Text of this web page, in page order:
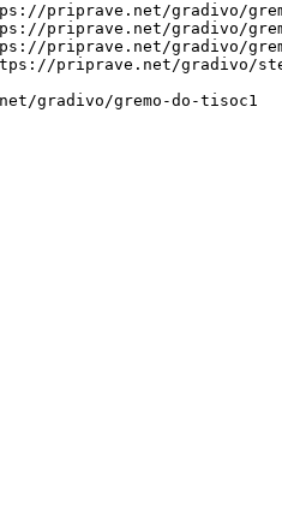
priprave.net/gradivo/
priprave.net/gradivo/
priprave.net/gradivo/
priprave.net/gradivo/